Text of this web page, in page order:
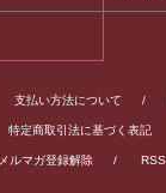
支払い方法について /
特定商取引法に基づく表記
メルマガ登録解除 / RSS